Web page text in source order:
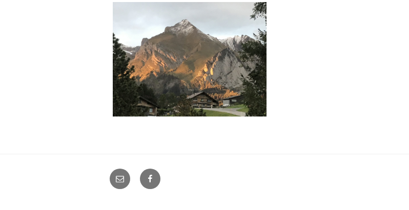
E-
Mail
Facebook